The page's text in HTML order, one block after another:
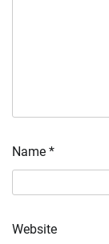
Name *
Website